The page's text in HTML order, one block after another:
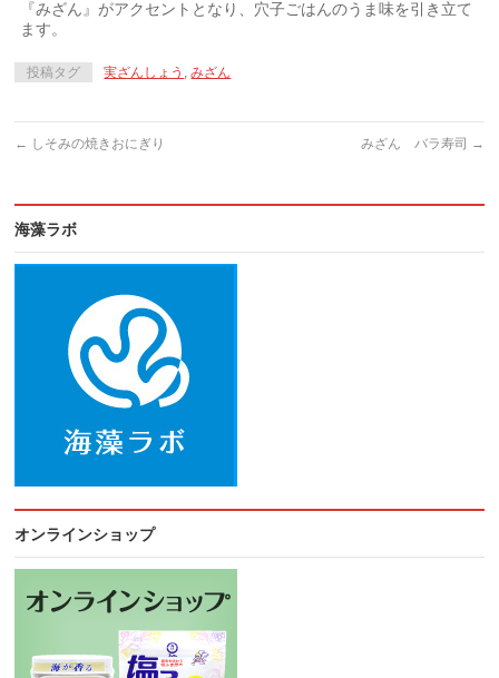
『みざん』がアクセントとなり、穴子ごはんのうま味を引き立て
ます。
投稿タグ 実ざんしょう ,みざん
← しそみの焼きおにぎり みざん バラ寿司 →
海藻ラボ
オンラインショップ